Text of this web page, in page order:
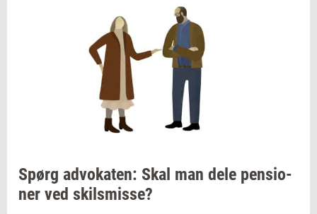
Spørg ad­vo­ka­ten: Skal man dele pen­sio­
ner ved skils­mis­se?